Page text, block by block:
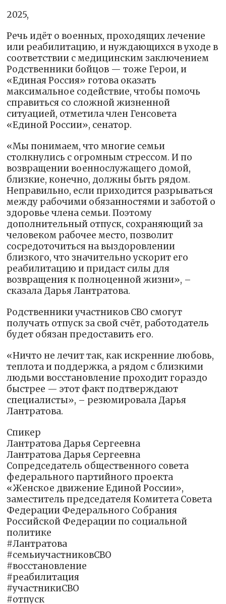
2025,
Речь идёт о военных, проходящих лечение
или реабилитацию, и нуждающихся в уходе в
соответствии с медицинским заключением
Родственники бойцов — тоже Герои, и
«Единая Россия» готова оказать
максимальное содействие, чтобы помочь
справиться со сложной жизненной
ситуацией, отметила член Генсовета
«Единой России», сенатор.
«Мы понимаем, что многие семьи
столкнулись с огромным стрессом. И по
возвращении военнослужащего домой,
близкие, конечно, должны быть рядом.
Неправильно, если приходится разрываться
между рабочими обязанностями и заботой о
здоровье члена семьи. Поэтому
дополнительный отпуск, сохраняющий за
человеком рабочее место, позволит
сосредоточиться на выздоровлении
близкого, что значительно ускорит его
реабилитацию и придаст силы для
возвращения к полноценной жизни», –
сказала Дарья Лантратова.
Родственники участников СВО смогут
получать отпуск за свой счёт, работодатель
будет обязан предоставить его.
«Ничто не лечит так, как искренние любовь,
теплота и поддержка, а рядом с близкими
людьми восстановление проходит гораздо
быстрее — этот факт подтверждают
специалисты», – резюмировала Дарья
Лантратова.
Спикер
Лантратова Дарья Сергеевна
Лантратова Дарья Сергеевна
Сопредседатель общественного совета
федерального партийного проекта
«Женское движение Единой России»,
заместитель председателя Комитета Совета
Федерации Федерального Собрания
Российской Федерации по социальной
политике
#Лантратова
#семьиучастниковСВО
#восстановление
#реабилитация
#участникиСВО
#отпуск